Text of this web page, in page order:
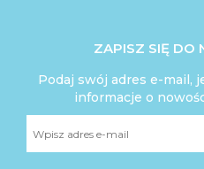
ZAPISZ SIĘ DO
Podaj swój adres e-mail,
informacje o